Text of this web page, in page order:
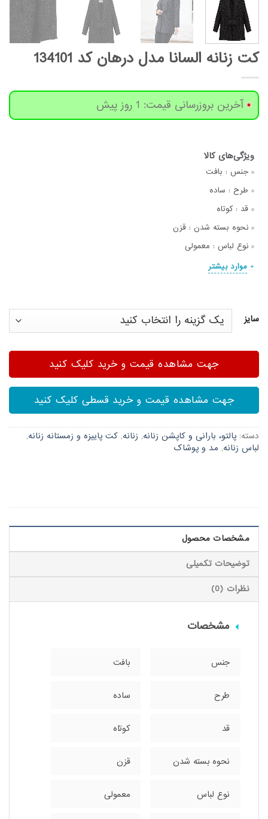
کت زنانه السانا مدل درهان کد 134101
آخرین بروزرسانی قیمت: 1 روز پیش
جنس : بافت
طرح : ساده
قد : کوتاه
نحوه بسته شدن : قزن
نوع لباس : معمولی
موارد بیشتر
سایز
جهت مشاهده قیمت و خرید کلیک کنید
جهت مشاهده قیمت و خرید قسطی کلیک کنید
دسته: پالتو، بارانی و کاپشن زنانه, زنانه, کت پاییزه و زمستانه زنانه,
لباس زنانه, مد و پوشاک
مشخصات محصول
توضیحات تکمیلی
نظرات (0)
مشخصات
جنس بافت
طرح ساده
قد کوتاه
نحوه بسته شدن قزن
نوع لباس معمولی